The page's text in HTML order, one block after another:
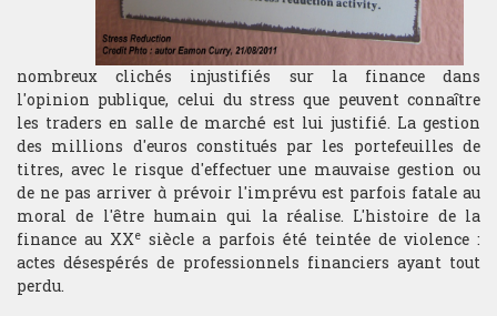
Bourse de recherche
nombreux clichés injustifiés sur la finance dans
l'opinion publique, celui du stress que peuvent connaître
les traders en salle de marché est lui justifié. La gestion
des millions d'euros constitués par les portefeuilles de
titres, avec le risque d'effectuer une mauvaise gestion ou
de ne pas arriver à prévoir l'imprévu est parfois fatale au
moral de l'être humain qui la réalise. L'histoire de la
finance au XXe siècle a parfois été teintée de violence :
actes désespérés de professionnels financiers ayant tout
perdu.